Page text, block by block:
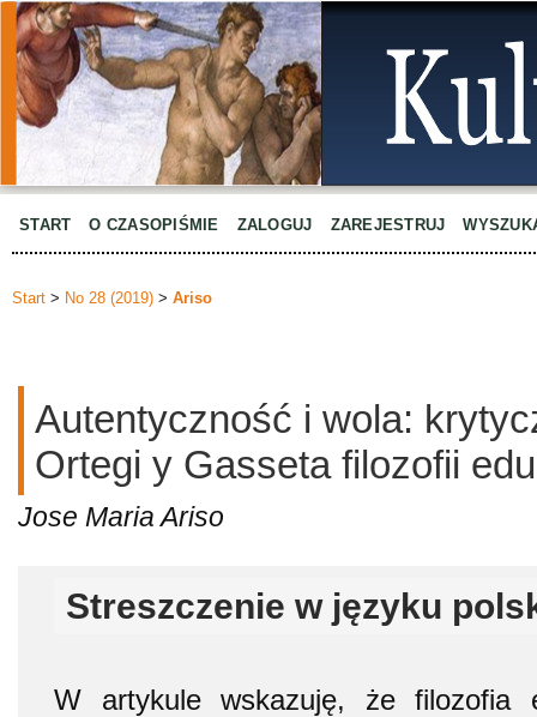
START O CZASOPIŚMIE ZALOGUJ ZAREJESTRUJ
Start > No 28 (2019) > Ariso
Autentyczność i wola:
Ortegi y Gasseta filozofii
Jose Maria Ariso
Streszczenie w języku
W artykule wskazuję, że filozofia